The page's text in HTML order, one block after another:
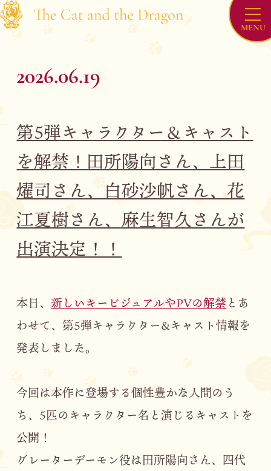
MENU
The Cat and the Dragon
TOP
NEWS
ONAIR
INTRODUCTION
MOVIE
2026.06.19
第5弾キャラクター＆キャスト
を解禁！田所陽向さん、上田
燿司さん、白砂沙帆さん、花
江夏樹さん、麻生智久さんが
出演決定！！
本日、新しいキービジュアルやPVの解禁とあ
わせて、第5弾キャラクター&キャスト情報を
発表しました。
今回は本作に登場する個性豊かな人間のう
ち、5匹のキャラクター名と演じるキャストを
公開！
グレーターデーモン役は田所陽向さん、四代
/news/260620_additional-cast/